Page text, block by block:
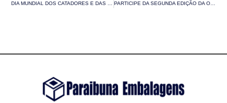
PARTICIPE DA SEGUNDA EDIÇÃO DA OFICINA DE ARTESANATO 2024: TRANSFORME IDEIAS EM ARTE E FAÇA A DIFERENÇA